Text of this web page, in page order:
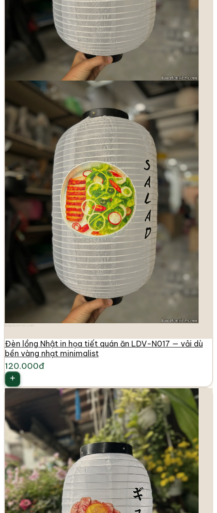
Đèn lồng Nhật in họa tiết quán ăn LDV-N017 — vải dù
bền vàng nhạt minimalist
120.000đ